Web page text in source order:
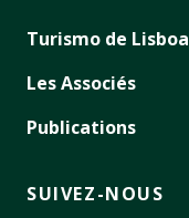
Turismo de Lisboa
Les Associés
Publications
SUIVEZ-NOUS